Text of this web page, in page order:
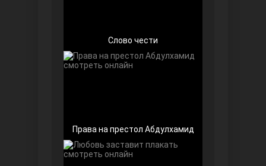
Слово чести
Права на престол Абдулхамид